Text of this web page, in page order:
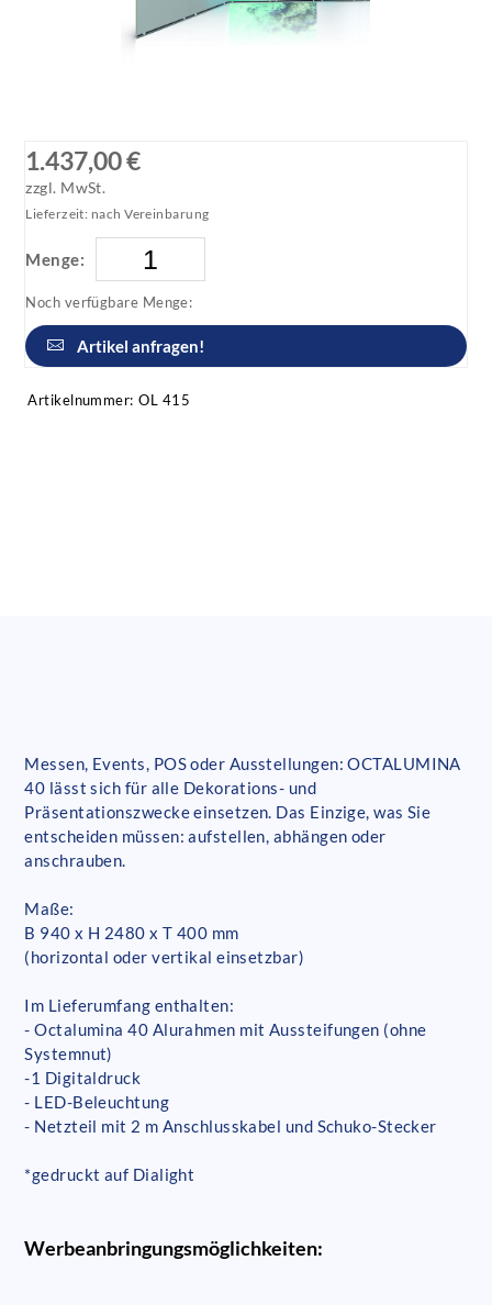
1.437,00 €
zzgl. MwSt.
Lieferzeit: nach Vereinbarung
Menge:
Noch verfügbare Menge:
Artikel anfragen!
Artikelnummer: OL 415
Messen, Events, POS oder Ausstellungen: OCTALUMINA
40 lässt sich für alle Dekorations- und
Präsentationszwecke einsetzen. Das Einzige, was Sie
entscheiden müssen: aufstellen, abhängen oder
anschrauben.
Maße:
B 940 x H 2480 x T 400 mm
(horizontal oder vertikal einsetzbar)
Im Lieferumfang enthalten:
- Octalumina 40 Alurahmen mit Aussteifungen (ohne
Systemnut)
-1 Digitaldruck
- LED-Beleuchtung
- Netzteil mit 2 m Anschlusskabel und Schuko-Stecker
*gedruckt auf Dialight
Werbeanbringungsmöglichkeiten: